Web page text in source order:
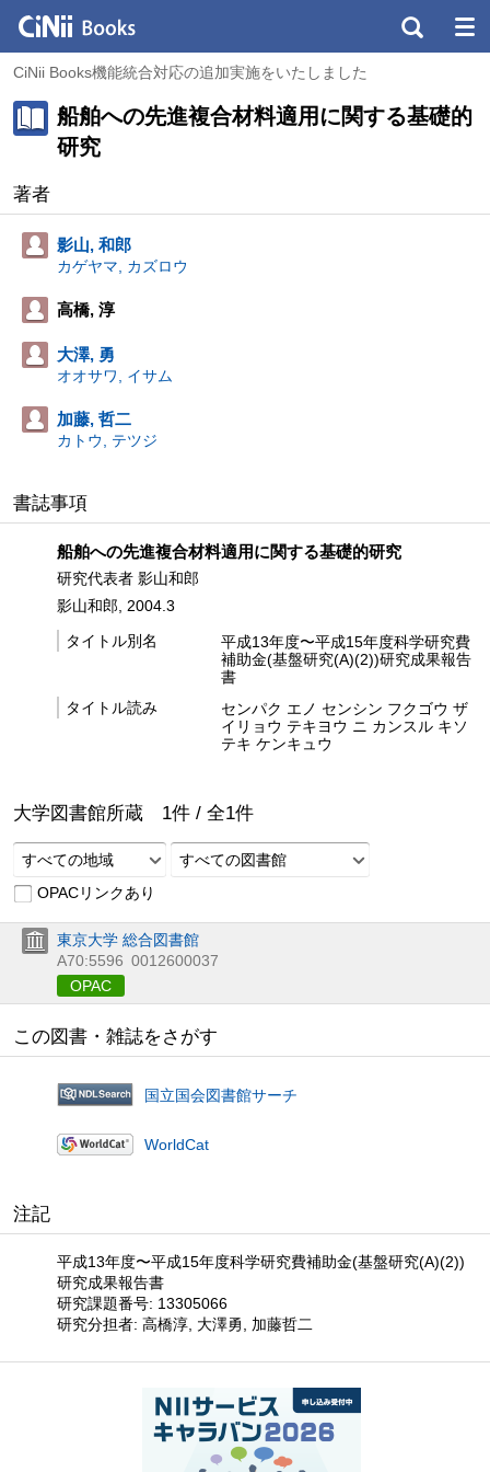
CiNii Books機能統合対応の追加実施をいたしました
船舶への先進複合材料適用に関する基礎的
研究
著者
影山, 和郎
カゲヤマ, カズロウ
高橋, 淳
大澤, 勇
オオサワ, イサム
加藤, 哲二
カトウ, テツジ
書誌事項
船舶への先進複合材料適用に関する基礎的研究
研究代表者 影山和郎
影山和郎, 2004.3
タイトル別名
平成13年度〜平成15年度科学研究費
補助金(基盤研究(A)(2))研究成果報告
書
タイトル読み
センパク エノ センシン フクゴウ ザ
イリョウ テキヨウ ニ カンスル キソ
テキ ケンキュウ
大学図書館所蔵 1件 / 全1件
すべての地域
すべての図書館
OPACリンクあり
東京大学 総合図書館
A70:5596 0012600037
OPAC
この図書・雑誌をさがす
国立国会図書館サーチ
WorldCat
注記
平成13年度〜平成15年度科学研究費補助金(基盤研究(A)(2))
研究成果報告書
研究課題番号: 13305066
研究分担者: 高橋淳, 大澤勇, 加藤哲二